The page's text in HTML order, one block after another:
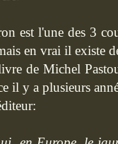
est l'une des 3
en vrai il existe
de Michel
il y a plusieurs